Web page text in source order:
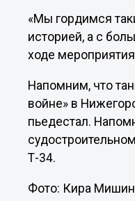
«Мы гордимся
историей, а с
ходе
Напомним, что
войне» в
пьедестал.
Т-34.
Фото: Кира